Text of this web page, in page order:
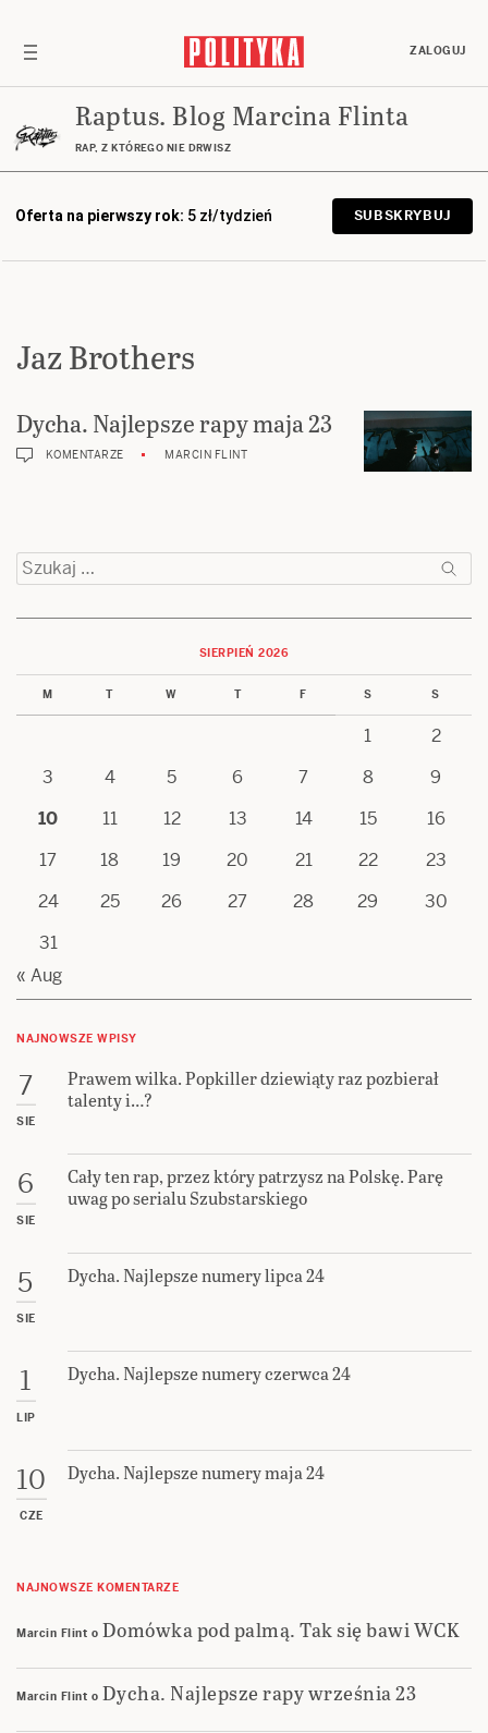
ZALOGUJ
Raptus. Blog Marcina Flinta
RAP, Z KTÓREGO NIE DRWISZ
Oferta na pierwszy rok: 5 zł/tydzień SUBSKRYBUJ
Jaz Brothers
Dycha. Najlepsze rapy maja 23
KOMENTARZE MARCIN FLINT
Szukaj:
SIERPIEŃ 2026
M T W T F S S
1
2
3
4 5 6 7 8
9
10
11 12 13 14 15
16
17
18 19 20 21 22
23
24
25 26 27 28 29
30
31
« Aug
NAJNOWSZE WPISY
7
SIE
Prawem wilka. Popkiller dziewiąty raz pozbierał
talenty i…?
6
SIE
Cały ten rap, przez który patrzysz na Polskę. Parę
uwag po serialu Szubstarskiego
5
SIE
Dycha. Najlepsze numery lipca 24
1
LIP
Dycha. Najlepsze numery czerwca 24
10
CZE
Dycha. Najlepsze numery maja 24
NAJNOWSZE KOMENTARZE
Marcin Flint o Domówka pod palmą. Tak się bawi WCK
Marcin Flint o Dycha. Najlepsze rapy września 23